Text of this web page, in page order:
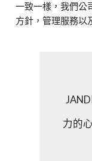
一致一樣，我們公
方針，管理服務以
力的